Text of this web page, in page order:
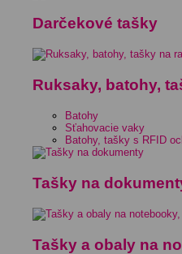
Darčekové tašky
Ruksaky, batohy,
Batohy
Sťahovacie vaky
Batohy, tašky s RFID
Tašky na
Tašky a obaly na